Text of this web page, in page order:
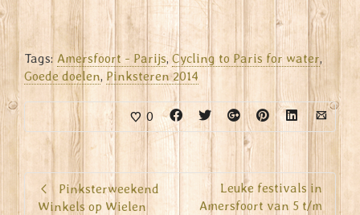
Tags: Amersfoort - Parijs,Cycling to Paris for water,
Goede doelen, Pinksteren 2014
0
Pinksterweekend
Winkels op Wielen
Leuke festivals in
Amersfoort van 5 t/m